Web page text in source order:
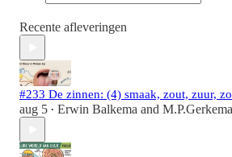
Recente afleveringen
#233 De zinnen: (4) smaak, zout, zuur,
aug 5 • Erwin Balkema and M.P.Gerkema